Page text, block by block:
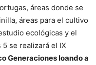
áreas donde se
áreas para el cultivo
ecológicas y el
se realizará el IX
Generaciones loando a